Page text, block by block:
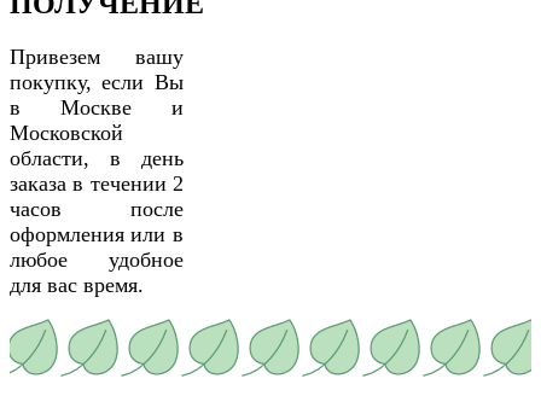
Привезем вашу
покупку, если Вы
в Москве и
Московской
области, в день
заказа в течении 2
часов после
оформления или в
любое удобное
для вас время.